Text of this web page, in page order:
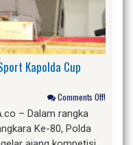
Kapolda Cup
Comments Off!
– Dalam rangka
Ke-80, Polda